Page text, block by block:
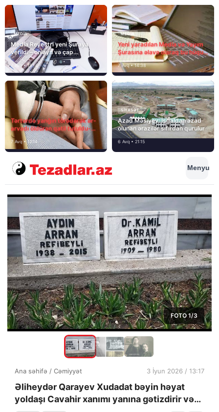
MEDİA
Media Reyestri yeni Şuraya
verildi – onlayn və çap
mediasını nə gözləyir?
7 Avq • 15:14
MEDİA
Yeni yaradılan Media və Yayım
Şurasına əlavə olaraq bu hüquq
və vəzifələr də verilib
7 Avq • 14:38
Tərtərdə yanğın törədərək ər-
arvadı öldürən qatil tutuldu-
SON DƏQİQƏ
7 Avq • 12:14
SIYASƏT
Azad Məsiyev: İşğaldan azad
olunan ərazilər sıfırdan qurulur
6 Avq • 21:15
Menyu
FOTO 1/3
Ana səhifə / Cəmiyyət 3 İyun 2026 / 13:17
Əliheydər Qarayev Xudadat bəyin həyat
yoldaşı Cavahir xanımı yanına gətizdirir və…